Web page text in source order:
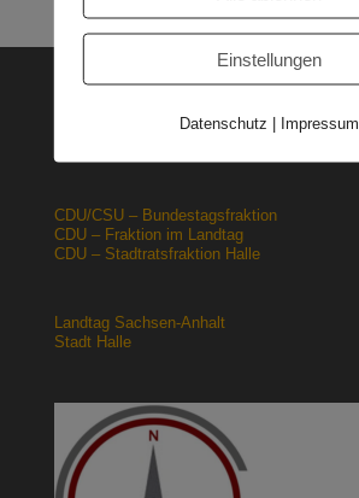
CDU – Sachsen-Anhalt
CDU/CSU – Bundestagsfraktion
CDU – Fraktion im Landtag
CDU – Stadtratsfraktion Halle
Landtag Sachsen-Anhalt
Stadt Halle
Einstellungen
Datenschutz | Impressum